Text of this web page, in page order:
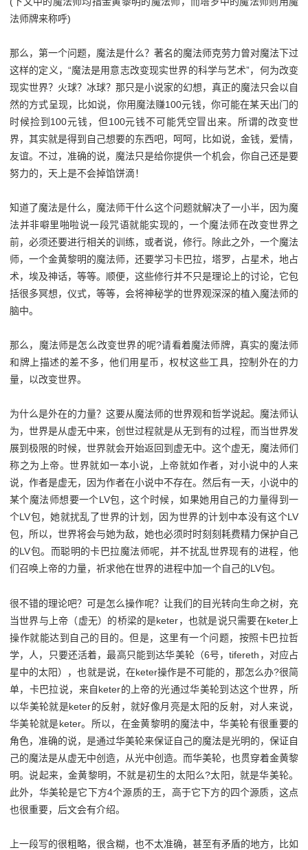
法师牌来称呼)
那么，第一个问题，魔法是什么？著名的魔法师克劳力曾对魔法下过
这样的定义，“魔法是用意志改变现实世界的科学与艺术”，何为改变
现实世界？火球？冰球？那只是小说家的幻想，真正的魔法只会以自
然的方式呈现，比如说，你用魔法赚100元钱，你可能在某天出门的
时候捡到100元钱，但100元钱不可能凭空冒出来。所谓的改变世
界，其实就是得到自己想要的东西吧，呵呵，比如说，金钱，爱情，
友谊。不过，准确的说，魔法只是给你提供一个机会，你自己还是要
努力的，天上是不会掉馅饼滴！
知道了魔法是什么，魔法师干什么这个问题就解决了一小半，因为魔
法并非噼里啪啦说一段咒语就能实现的，一个魔法师在改变世界之
前，必须还要进行相关的训练，或者说，修行。除此之外，一个魔法
师，一个金黄黎明的魔法师，还要学习卡巴拉，塔罗，占星术，地占
术，埃及神话，等等。顺便，这些修行并不只是理论上的讨论，它包
括很多冥想，仪式，等等，会将神秘学的世界观深深的植入魔法师的
脑中。
那么，魔法师是怎么改变世界的呢?请看着魔法师牌，真实的魔法师
和牌上描述的差不多，他们用星币，权杖这些工具，控制外在的力
量，以改变世界。
为什么是外在的力量？这要从魔法师的世界观和哲学说起。魔法师认
为，世界是从虚无中来，创世过程就是从无到有的过程，而当世界发
展到极限的时候，世界就会开始返回到虚无中。这个虚无，魔法师们
称之为上帝。世界就如一本小说，上帝就如作者，对小说中的人来
说，作者是虚无，因为作者在小说中不存在。然后有一天，小说中的
某个魔法师想要一个LV包，这个时候，如果她用自己的力量得到一
个LV包，她就扰乱了世界的计划，因为世界的计划中本没有这个LV
包，所以，世界将会与她为敌，她也必须时时刻刻耗费精力保护自己
的LV包。而聪明的卡巴拉魔法师呢，并不扰乱世界现有的进程，他
们召唤上帝的力量，祈求他在世界的进程中加一个自己的LV包。
很不错的理论吧？可是怎么操作呢？让我们的目光转向生命之树，充
当世界与上帝（虚无）的桥梁的是keter，也就是说只需要在keter上
操作就能达到自己的目的。但是，这里有一个问题，按照卡巴拉哲
学，人，只要还活着，最高只能到达华美轮（6号，tifereth，对应占
星中的太阳），也就是说，在keter操作是不可能的，那怎么办?很简
单，卡巴拉说，来自keter的上帝的光通过华美轮到达这个世界，所
以华美轮就是keter的反射，就好像月亮是太阳的反射，对人来说，
华美轮就是keter。所以，在金黄黎明的魔法中，华美轮有很重要的
角色，准确的说，是通过华美轮来保证自己的魔法是光明的，保证自
己的魔法是从虚无中创造，从光中创造。而华美轮，也贯穿着金黄黎
明。说起来，金黄黎明，不就是初生的太阳么?太阳，就是华美轮。
此外，华美轮是它下方4个源质的王，高于它下方的四个源质，这点
也很重要，后文会有介绍。
上一段写的很粗略，很含糊，也不太准确，甚至有矛盾的地方，比如